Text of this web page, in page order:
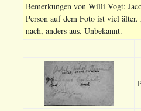
Bemerkungen von Willi Vogt:
Person auf dem Foto ist viel
nach, anders aus. Unbekannt.